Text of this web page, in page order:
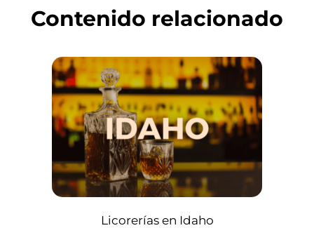
Contenido relacionado
Licorerías en Idaho